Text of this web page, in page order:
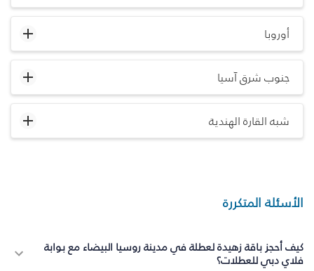
أوروبا
جنوب شرق آسيا
شبه القارة الهندية
الأسئلة المتكررة
كيف أحجز باقة زهيدة لعطلة في مدينة روسيا البيضاء مع بوابة
فلاي دبي للعطلات؟